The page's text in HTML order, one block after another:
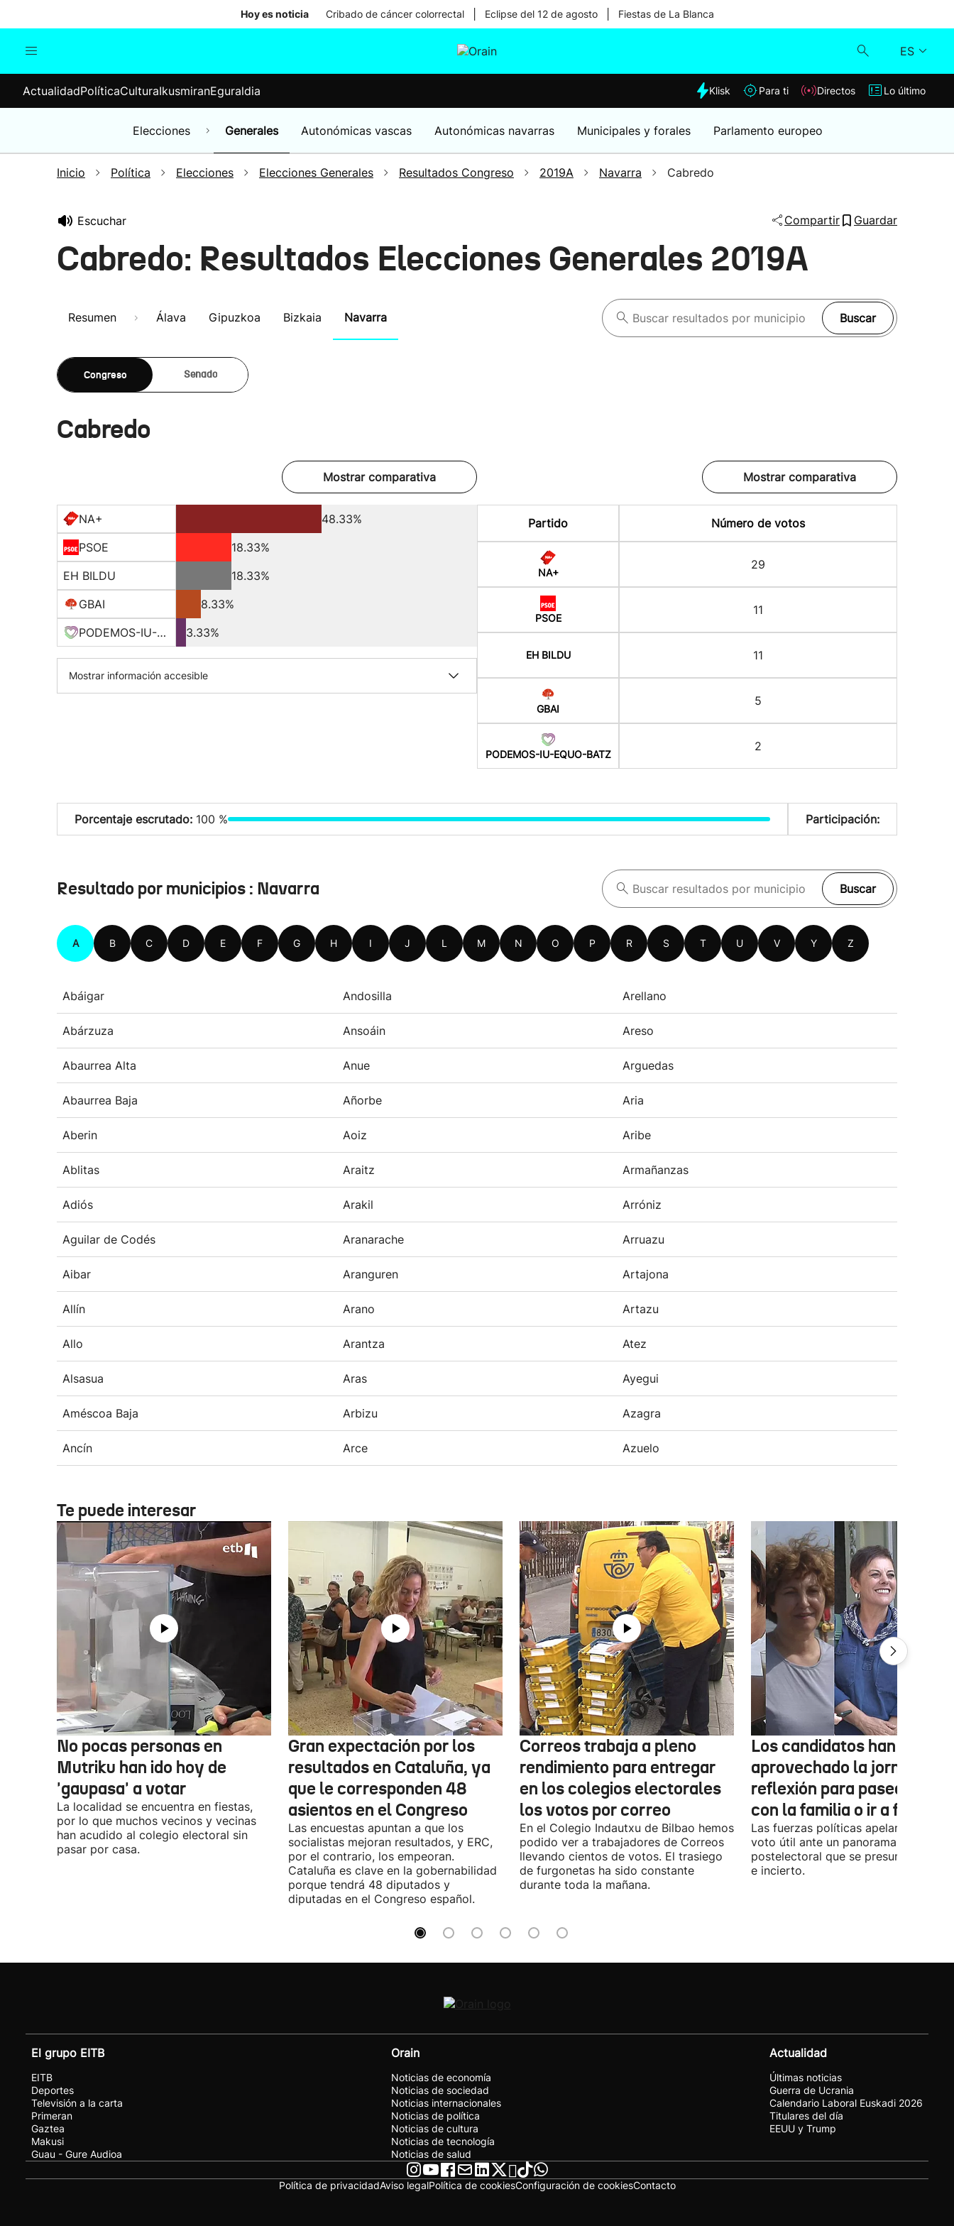
Hoy es noticia Cribado de cáncer colorrectal Eclipse del 12 de agosto Fiestas de La Blanca
ES
Elecciones
Klisk
Lo último
ActualidadPolíticaCulturaIkusmiranEguraldia Klisk Para ti Directos Lo último
Elecciones Generales Autonómicas vascas Autonómicas navarras Municipales y forales Parlamento europeo
Inicio Política Elecciones Elecciones Generales Resultados Congreso 2019A Navarra Cabredo
Escuchar Compartir Guardar
Cabredo: Resultados Elecciones Generales 2019A
Resumen Álava Gipuzkoa Bizkaia Navarra Buscar
Congreso Senado
Cabredo
Mostrar comparativa
NA+
48.33%
PSOE
18.33%
EH BILDU
18.33%
GBAI
8.33%
PODEMOS-IU-EQUO-BATZ
3.33%
Mostrar información accesible
Mostrar comparativa
Partido Número de votos
NA+
29
PSOE
11
EH BILDU 11
GBAI
5
PODEMOS-IU-EQUO-BATZ
2
Porcentaje escrutado: 100 % Participación:
Resultado por municipios : Navarra Buscar
A B C D E F G H I J L M N O P R S T U V Y Z
Abáigar Andosilla Arellano
Abárzuza Ansoáin Areso
Abaurrea Alta Anue Arguedas
Abaurrea Baja Añorbe Aria
Aberin Aoiz Aribe
Ablitas Araitz Armañanzas
Adiós Arakil Arróniz
Aguilar de Codés Aranarache Arruazu
Aibar Aranguren Artajona
Allín Arano Artazu
Allo Arantza Atez
Alsasua Aras Ayegui
Améscoa Baja Arbizu Azagra
Ancín Arce Azuelo
Te puede interesar
No pocas personas en
Mutriku han ido hoy de
'gaupasa' a votar
La localidad se encuentra en fiestas,
por lo que muchos vecinos y vecinas
han acudido al colegio electoral sin
pasar por casa.
Gran expectación por los
resultados en Cataluña, ya
que le corresponden 48
asientos en el Congreso
Las encuestas apuntan a que los
socialistas mejoran resultados, y ERC,
por el contrario, los empeoran.
Cataluña es clave en la gobernabilidad
porque tendrá 48 diputados y
diputadas en el Congreso español.
Correos trabaja a pleno
rendimiento para entregar
en los colegios electorales
los votos por correo
En el Colegio Indautxu de Bilbao hemos
podido ver a trabajadores de Correos
llevando cientos de votos. El trasiego
de furgonetas ha sido constante
durante toda la mañana.
Los candidatos han
aprovechado la jornada de
reflexión para pasear,
con la familia o ir a fiestas
Las fuerzas políticas apelaron ayer al
voto útil ante un panorama
postelectoral que se presume
e incierto.
El grupo EITB
EITB
Deportes
Televisión a la carta
Primeran
Gaztea
Makusi
Guau - Gure Audioa
Orain
Noticias de economía
Noticias de sociedad
Noticias internacionales
Noticias de política
Noticias de cultura
Noticias de tecnología
Noticias de salud
Actualidad
Últimas noticias
Guerra de Ucrania
Calendario Laboral Euskadi 2026
Titulares del día
EEUU y Trump
Política de privacidadAviso legalPolítica de cookiesConfiguración de cookiesContacto